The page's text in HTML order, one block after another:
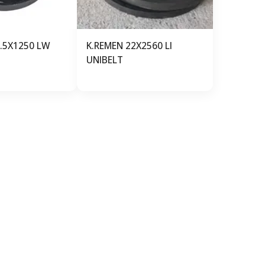
LW
K.REMEN 22X2560 LI
UNIBELT